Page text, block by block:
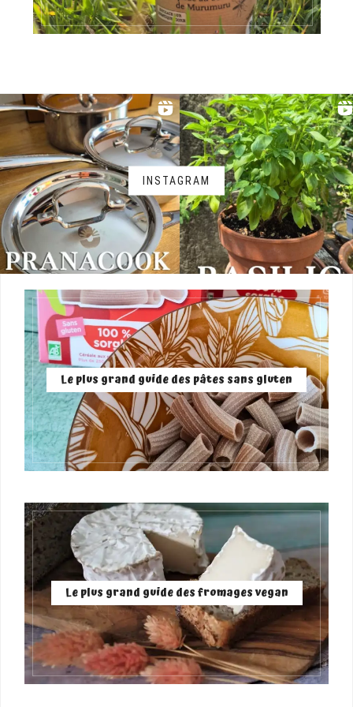
INSTAGRAM
Le plus grand guide des pâtes sans gluten
Le plus grand guide des fromages vegan